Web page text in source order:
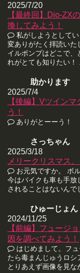
2025/7/20
【最終回】Dio-ZX
換してみよう！
私がしようとして
変ありがたく拝読いた
イルポンプはどこで、
れがとても知りたい！
助かります
2025/7/4
【後編】Vツイン
う！
ありがとーーう！
さっちゃん
2025/3/18
メリークリスマス
お元気ですか。 ボ
今はバイクも車も手放
されることはないんで
ひゅーじょん
2024/11/25
【前編】フュージ
因を調べてみよう！
はじめまして。フ
たら毒まんじゅうロシ
とりあえず画像を見な